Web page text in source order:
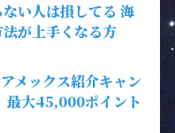
ない人は損してる 海
が上手くなる方
ックス紹介キャン
最大45,000ポイント